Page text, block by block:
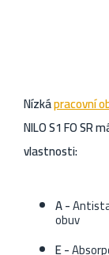
Nízkápracovní
NILO S1 FO SR
vlastnosti:
A -
obuv
E -